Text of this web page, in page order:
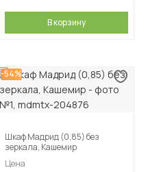
В корзину
-54%
Шкаф Мадрид (0,85) без
зеркала, Кашемир
Цена